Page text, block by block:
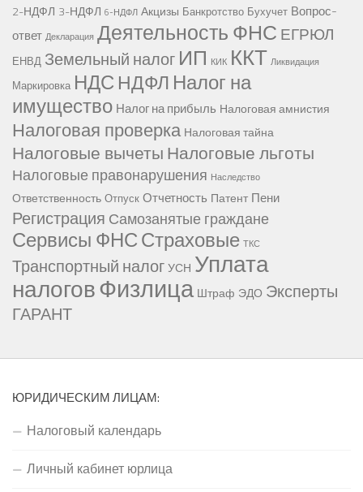
2-НДФЛ 3-НДФЛ 6-НДФЛ Акцизы Банкротство Бухучет Вопрос-
ответ Декларация Деятельность ФНС ЕГРЮЛ
ЕНВД Земельный налог ИП КИК ККТ Ликвидация
Маркировка НДС НДФЛ Налог на
имущество Налог на прибыль Налоговая амнистия
Налоговая проверка Налоговая тайна
Налоговые вычетыНалоговые льготы
Налоговые правонарушения Наследство
Ответственность Отпуск Отчетность Патент Пени
Регистрация Самозанятые граждане
Сервисы ФНССтраховые ТКС
Транспортный налогУСН Уплата
налоговФизлица Штраф ЭДО Эксперты
ГАРАНТ
ЮРИДИЧЕСКИМ ЛИЦАМ:
Налоговый календарь
Личный кабинет юрлица